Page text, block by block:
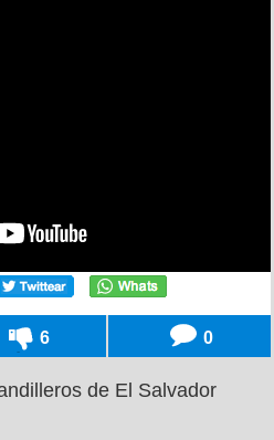
6 0
de El Salvador